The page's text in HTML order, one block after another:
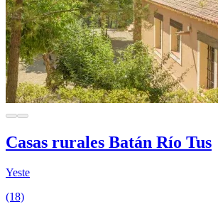
Casas rurales Batán Río Tus
Yeste
(18)